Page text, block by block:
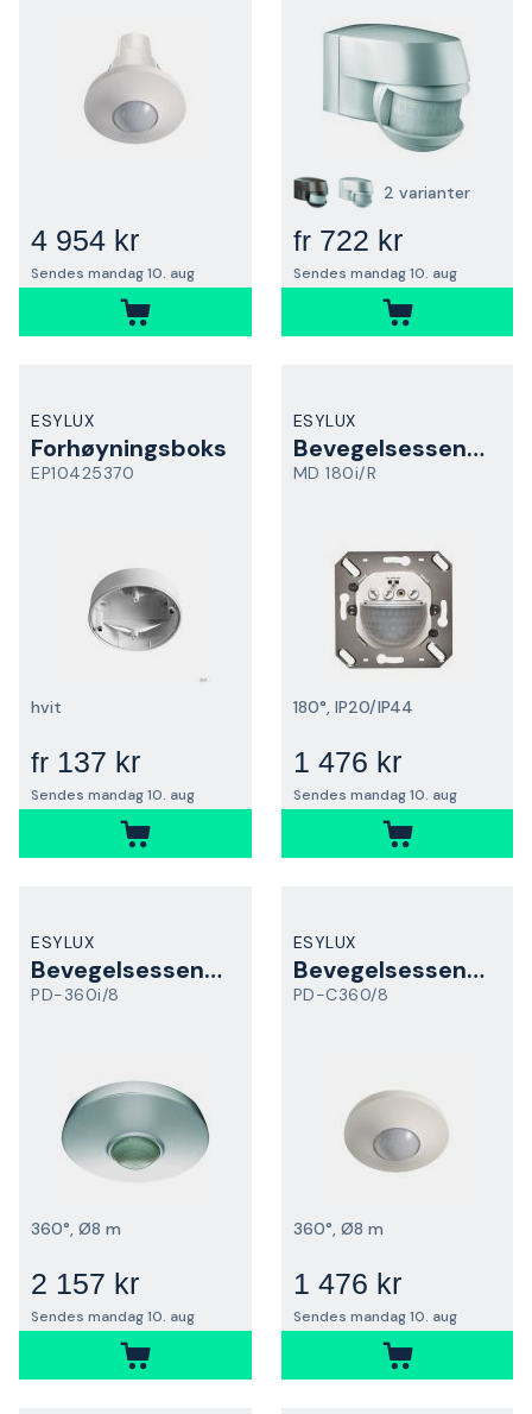
4 954 kr
Sendes mandag 10. aug
2 varianter
fr 722 kr
Sendes mandag 10. aug
ESYLUX
Forhøyningsboks
EP10425370
hvit
fr 137 kr
Sendes mandag 10. aug
ESYLUX
Bevegelsessensor
MD 180i/R
180°, IP20/IP44
1 476 kr
Sendes mandag 10. aug
ESYLUX
Bevegelsessensor
PD-360i/8
360°, Ø8 m
2 157 kr
Sendes mandag 10. aug
ESYLUX
Bevegelsessensor
PD-C360/8
360°, Ø8 m
1 476 kr
Sendes mandag 10. aug